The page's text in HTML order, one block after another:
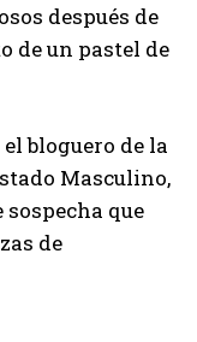
después de
de un pastel de
bloguero de la
Masculino,
que
de